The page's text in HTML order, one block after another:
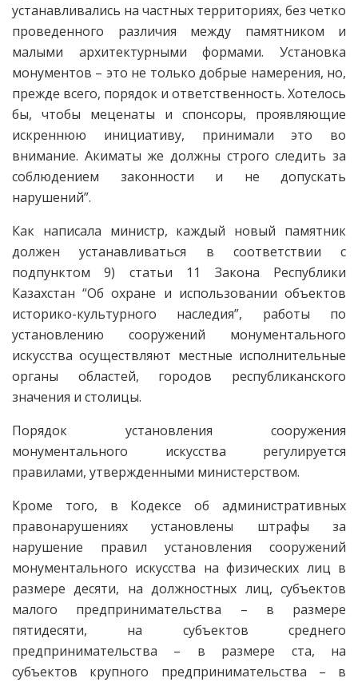
устанавливались на частных территориях, без четко
проведенного различия между памятником и
малыми архитектурными формами. Установка
монументов – это не только добрые намерения, но,
прежде всего, порядок и ответственность. Хотелось
бы, чтобы меценаты и спонсоры, проявляющие
искреннюю инициативу, принимали это во
внимание. Акиматы же должны строго следить за
соблюдением законности и не допускать
нарушений”.
Как написала министр, каждый новый памятник
должен устанавливаться в соответствии с
подпунктом 9) статьи 11 Закона Республики
Казахстан “Об охране и использовании объектов
историко-культурного наследия”, работы по
установлению сооружений монументального
искусства осуществляют местные исполнительные
органы областей, городов республиканского
значения и столицы.
Порядок установления сооружения
монументального искусства регулируется
правилами, утвержденными министерством.
Кроме того, в Кодексе об административных
правонарушениях установлены штрафы за
нарушение правил установления сооружений
монументального искусства на физических лиц в
размере десяти, на должностных лиц, субъектов
малого предпринимательства – в размере
пятидесяти, на субъектов среднего
предпринимательства – в размере ста, на
субъектов крупного предпринимательства – в